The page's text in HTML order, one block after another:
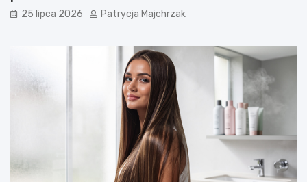
25 lipca 2026 Patrycja Majchrzak